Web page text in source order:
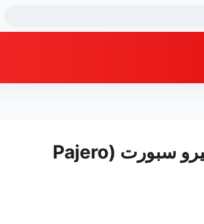
الدليل الشامل لقطع غيار ميتسوبيشي مونتيرو سبورت (Pajero